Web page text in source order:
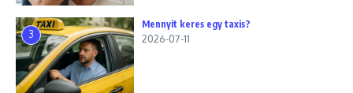
3
Mennyit keres egy taxis?
2026-07-11